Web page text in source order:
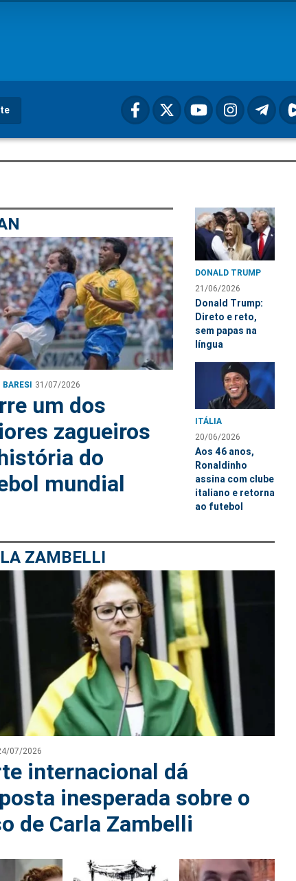
BARESI 31/07/2026
um dos
zagueiros
do
mundial
DONALD TRUMP
21/06/2026
Donald Trump:
Direto e reto,
sem papas na
língua
ITÁLIA
20/06/2026
Aos 46 anos,
Ronaldinho
assina com clube
italiano e retorna
ao futebol
ZAMBELLI
07/2026
internacional dá
inesperada sobre o
de Carla Zambelli